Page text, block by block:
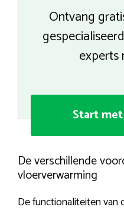
Ontvang
experts
Start
De verschillende
vloerverwarming
De functionaliteiten van